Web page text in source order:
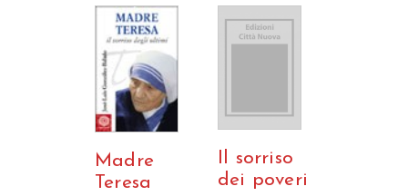
Madre
Teresa
Il sorriso
dei poveri